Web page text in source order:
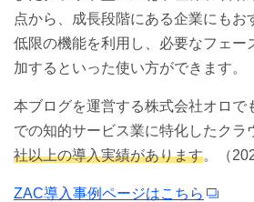
点から、成長段階にある企業にもお
低限の機能を利用し、必要なフェー
加するといった使い方ができます。
本ブログを運営する株式会社オロで
での知的サービス業に特化したクラ
社以上の導入実績があります。（
ZAC導入事例ページはこちら